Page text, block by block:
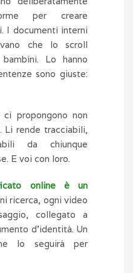
per creare
I documenti interni
che lo scroll
Lo hanno
sono giuste:
propongono non
rende tracciabili,
da chiunque
E voi con loro.
online è un
ricerca, ogni video
collegato a
d’identità. Un
lo seguirà per